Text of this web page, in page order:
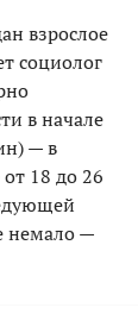
взрослое
социолог
в начале
— в
18 до 26
немало —